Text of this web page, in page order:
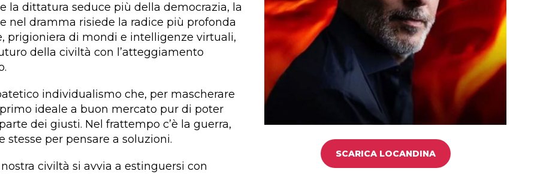
la dittatura seduce più della democrazia, la
nel dramma risiede la radice più profonda
prigioniera di mondi e intelligenze virtuali,
della civiltà con l’atteggiamento
individualismo che, per mascherare
ideale a buon mercato pur di poter
dei giusti. Nel frattempo c’è la guerra,
stesse per pensare a soluzioni.
civiltà si avvia a estinguersi con
SCARICA LOCANDINA